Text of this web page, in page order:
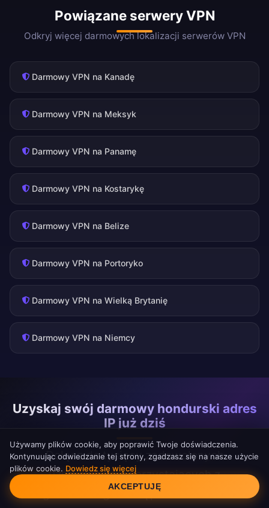
Powiązane serwery VPN
Odkryj więcej darmowych lokalizacji serwerów VPN
Darmowy VPN na Kanadę
Darmowy VPN na Meksyk
Darmowy VPN na Panamę
Darmowy VPN na Kostarykę
Darmowy VPN na Belize
Darmowy VPN na Portoryko
Darmowy VPN na Wielką Brytanię
Darmowy VPN na Niemcy
Uzyskaj swój darmowy hondurski adres
IP już dziś
Dołącz do tysięcy zadowolonych
użytkowników korzystających z
nieograniczonego dostępu do hondurskich
Zgoda na pliki cookie
Używamy plików cookie, aby poprawić Twoje doświadczenia.
Kontynuując odwiedzanie tej strony, zgadzasz się na nasze użycie
plików cookie. Dowiedz się więcej
AKCEPTUJĘ